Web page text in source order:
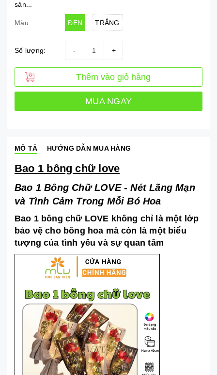
sản...
Màu: ĐEN TRẮNG
Số lượng: +
-
Thêm vào giỏ hàng
MUA NGAY
MÔ TẢ HƯỚNG DẪN MUA HÀNG
Bao 1 bông chữ love
Bao 1 Bông Chữ LOVE - Nét Lãng Mạn
và Tình Cảm Trong Mỗi Bó Hoa
Bao 1 bông chữ LOVE không chỉ là một lớp
bảo vệ cho bông hoa mà còn là một biểu
tượng của tình yêu và sự quan tâm